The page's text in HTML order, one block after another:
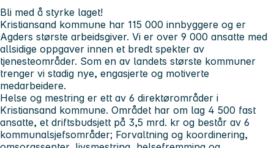
Bli med å styrke laget!
Kristiansand kommune har 115 000 innbyggere og er
Agders største arbeidsgiver. Vi er over 9 000 ansatte med
allsidige oppgaver innen et bredt spekter av
tjenesteområder. Som en av landets største kommuner
trenger vi stadig nye, engasjerte og motiverte
medarbeidere.
Helse og mestring er ett av 6 direktørområder i
Kristiansand kommune. Området har om lag 4 500 fast
ansatte, et driftsbudsjett på 3,5 mrd. kr og består av 6
kommunalsjefsområder; Forvaltning og koordinering,